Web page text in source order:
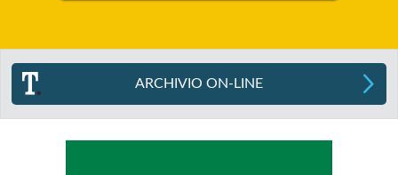
ARCHIVIO ON-LINE